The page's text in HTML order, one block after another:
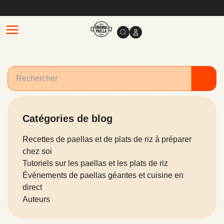
Catégories de blog
Recettes de paellas et de plats de riz à préparer
chez soi
Tutoriels sur les paellas et les plats de riz
Événements de paellas géantes et cuisine en
direct
Auteurs